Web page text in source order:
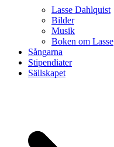
Lasse Dahlquist
Bilder
Musik
Boken om Lasse
Sångarna
Stipendiater
Sällskapet